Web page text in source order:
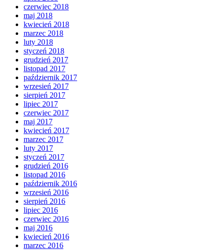
czerwiec 2018
maj 2018
kwiecień 2018
marzec 2018
luty 2018
styczeń 2018
grudzień 2017
listopad 2017
październik 2017
wrzesień 2017
sierpień 2017
lipiec 2017
czerwiec 2017
maj 2017
kwiecień 2017
marzec 2017
luty 2017
styczeń 2017
grudzień 2016
listopad 2016
październik 2016
wrzesień 2016
sierpień 2016
lipiec 2016
czerwiec 2016
maj 2016
kwiecień 2016
marzec 2016